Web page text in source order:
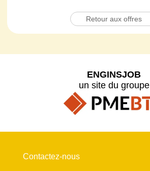
Retour aux offres
ENGINSJOB
un site du groupe
Contactez-nous